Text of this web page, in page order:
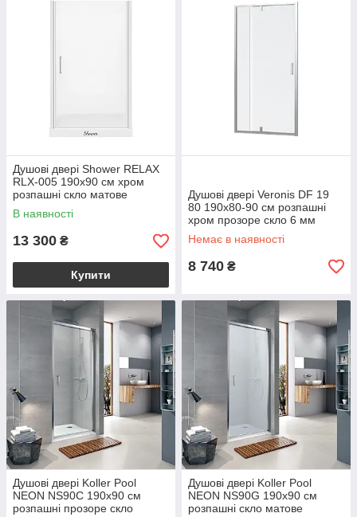
Душові двері Shower RELAX
RLX-005 190х90 см хром
розпашні скло матове
В наявності
13 300 ₴
Купити
Душові двері Veronis DF 19
80 190х80-90 см розпашні
хром прозоре скло 6 мм
Немає в наявності
8 740 ₴
Душові двері Koller Pool
NEON NS90C 190х90 см
розпашні прозоре скло
Душові двері Koller Pool
NEON NS90G 190х90 см
розпашні скло матове